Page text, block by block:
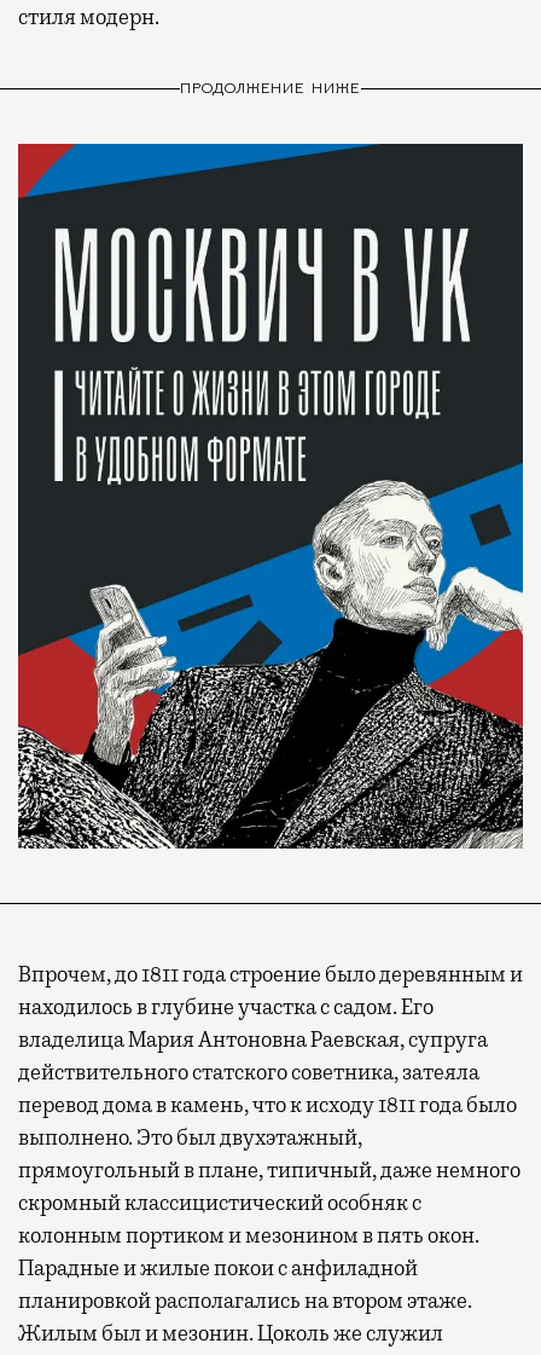
стиля модерн.
ПРОДОЛЖЕНИЕ НИЖЕ
Впрочем, до 1811 года строение было деревянным и
находилось в глубине участка с садом. Его
владелица Мария Антоновна Раевская, супруга
действительного статского советника, затеяла
перевод дома в камень, что к исходу 1811 года было
выполнено. Это был двухэтажный,
прямоугольный в плане, типичный, даже немного
скромный классицистический особняк с
колонным портиком и мезонином в пять окон.
Парадные и жилые покои с анфиладной
планировкой располагались на втором этаже.
Жилым был и мезонин. Цоколь же служил